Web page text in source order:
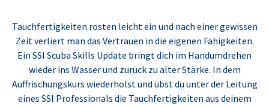
Tauchfertigkeiten rosten leicht ein und nach einer gewissen
Zeit verliert man das Vertrauen in die eigenen Fähigkeiten.
Ein SSI Scuba Skills Update bringt dich im Handumdrehen
wieder ins Wasser und zurück zu alter Stärke. In dem
Auffrischungskurs wiederholst und übst du unter der Leitung
eines SSI Professionals die Tauchfertigkeiten aus deinem